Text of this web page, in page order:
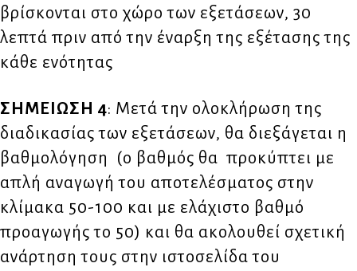
βρίσκονται στο χώρο των εξετάσεων, 30
λεπτά πριν από την έναρξη της εξέτασης της
κάθε ενότητας
ΣΗΜΕΙΩΣΗ 4: Μετά την ολοκλήρωση της
διαδικασίας των εξετάσεων, θα διεξάγεται η
βαθμολόγηση (ο βαθμός θα προκύπτει με
απλή αναγωγή του αποτελέσματος στην
κλίμακα 50-100 και με ελάχιστο βαθμό
προαγωγής το 50) και θα ακολουθεί σχετική
ανάρτηση τους στην ιστοσελίδα του